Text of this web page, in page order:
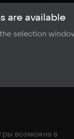
Publications
возможна в
are available
selection